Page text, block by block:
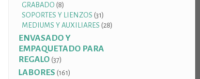
productos
GRABADO 88
productos
SOPORTES Y LIENZOS 3131
productos
MEDIUMS Y AUXILIARES 2828
ENVASADO Y
EMPAQUETADO PARA
REGALO 3737
productos
LABORES 161161